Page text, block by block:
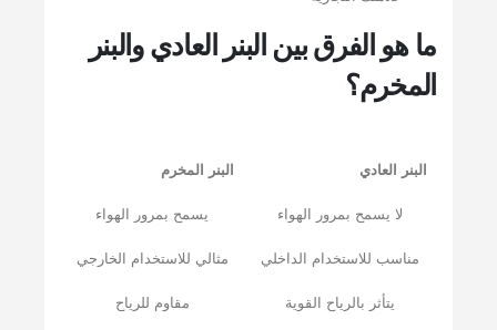
ما هو الفرق بين البنر العادي والبنر
المخرم؟
البنر العادي البنر المخرم
لا يسمح بمرور الهواء يسمح بمرور الهواء
مناسب للاستخدام الداخلي مثالي للاستخدام الخارجي
يتأثر بالرياح القوية مقاوم للرياح